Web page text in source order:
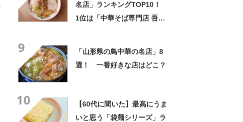
名店」ランキングTOP10！
1位は「中華そば専門店 吾衛
9
「山形県の鳥中華の名店」8
選！ 一番好きな店はどこ？
10
【60代に聞いた】最高にうま
いと思う「袋麺シリーズ」ラ